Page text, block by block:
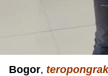
Bogor,